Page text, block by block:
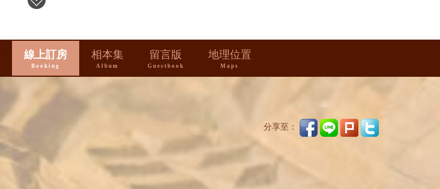
線上訂房
Booking
相本集
Album
留言版
Guestbook
地理位置
Maps
分享至：